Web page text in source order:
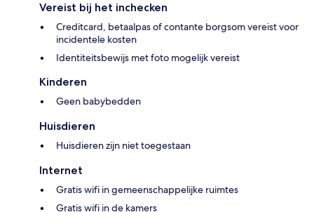
Vereist bij het inchecken
Creditcard, betaalpas of contante borgsom vereist voor
incidentele kosten
Identiteitsbewijs met foto mogelijk vereist
Kinderen
Geen babybedden
Huisdieren
Huisdieren zijn niet toegestaan
Internet
Gratis wifi in gemeenschappelijke ruimtes
Gratis wifi in de kamers